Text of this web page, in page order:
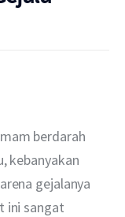
berdarah
kebanyakan
gejalanya
ini sangat